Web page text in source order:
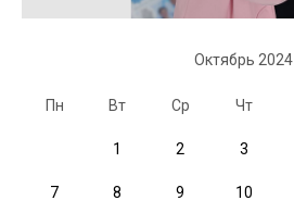
Октябрь 2024
Пн Вт Ср Чт
1 2 3
7 8 9 10